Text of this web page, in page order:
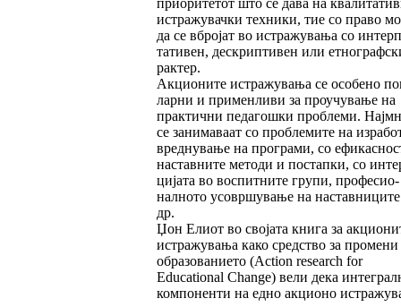
прио­­ритетот што се дава на
ис­тражувачки техники, тие со право
да се вбројат во истражувања со
та­тивен, дескриптивен или
рак­тер.
Акционите истражувања се особено
лар­ни и применливи за проучување на
прак­тични педагошки проблеми.
се за­ни­маваат со проблемите на
вред­нување на програми, со
наставните методи и постапки, со
цијата во воспитните групи, профе­сио­
нално­то усовршување на
др.
Џон Елиот во својата книга за
ис­тражувања како средство за промени
образованието (Action research for
Educational Change) вели дека
компоненти на едно акционо